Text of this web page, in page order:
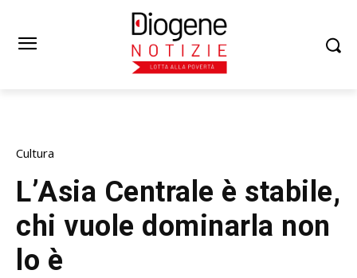
Cultura
L’Asia Centrale è stabile,
chi vuole dominarla non
lo è